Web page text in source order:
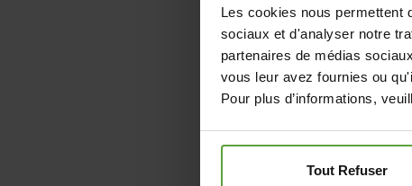
Les cookies nous permettent
sociaux et d'analyser notre
partenaires de médias
vous leur avez fournies ou
Pour plus d’informations,
Tout Refuser